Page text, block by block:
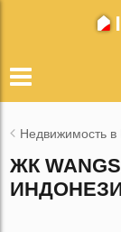
Недвижимость в
ЖК